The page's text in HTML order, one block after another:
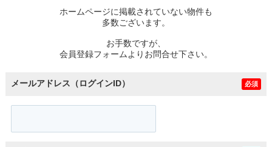
ホームページに掲載されていない物件も
多数ございます。
お手数ですが、
会員登録フォームよりお問合せ下さい。
メールアドレス（ログインID） 必須